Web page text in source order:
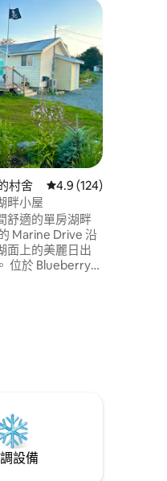
滿分 5 分）
村舍 從 124 則評價中獲得
4.9 (124)
畔小屋
舒適的單房湖畔
Marine Drive 沿
面上的美麗日出
位於 Blueberry
設備